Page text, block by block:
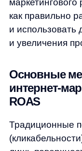
лишь
эффективности.
людей кликнули
на главный вопрос:
ROI (Return on
on Marketing
современной
помогают понять
каждого канала,